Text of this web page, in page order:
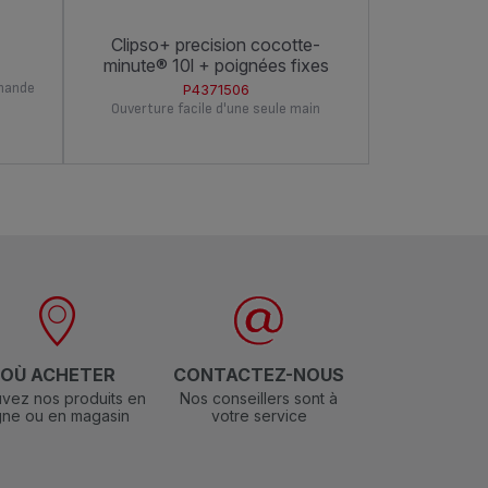
clipso+ precision cocotte-
minute® 10l + poignées fixes
P4371506
Ouverture facile d'une seule main
OÙ ACHETER
nos produits en
ou en magasin
CONTACTEZ-NOUS
Nos conseillers sont à
votre service